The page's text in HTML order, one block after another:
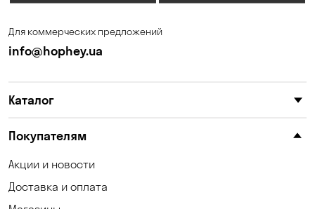
Калиновка
Клинцы
Корсунцы
Коцюбинское
Для коммерческих предложений
info@hophey.ua
Каталог
Покупателям
Акции и новости
Доставка и оплата